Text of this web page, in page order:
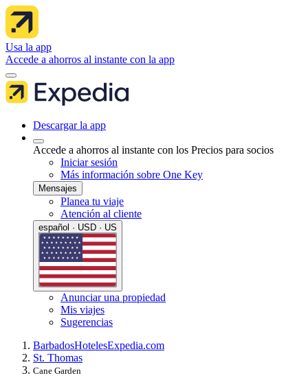
Usa la app
Accede a ahorros al instante con la app
Descargar la app
Accede a ahorros al instante con los Precios para socios
Iniciar sesión
Más información sobre One Key
Mensajes
Planea tu viaje
Atención al cliente
español · USD · US
Anunciar una propiedad
Mis viajes
Sugerencias
BarbadosHotelesExpedia.com
St. Thomas
Cane Garden